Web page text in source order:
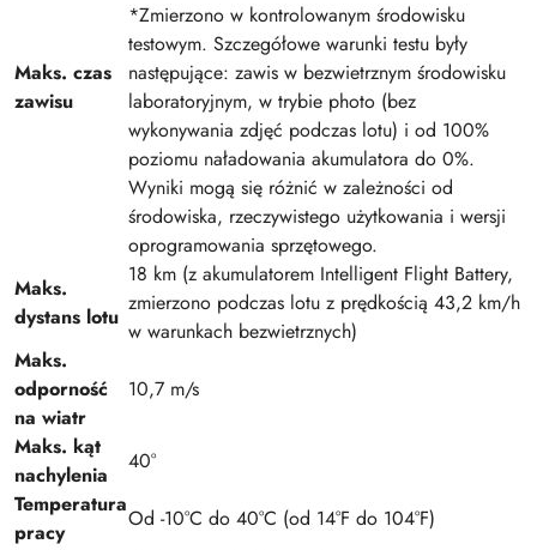
Maks. czas
zawisu
*Zmierzono w kontrolowanym środowisku
testowym. Szczegółowe warunki testu były
następujące: zawis w bezwietrznym środowisku
laboratoryjnym, w trybie photo (bez
wykonywania zdjęć podczas lotu) i od 100%
poziomu naładowania akumulatora do 0%.
Wyniki mogą się różnić w zależności od
środowiska, rzeczywistego użytkowania i wersji
oprogramowania sprzętowego.
Maks.
dystans lotu
18 km (z akumulatorem Intelligent Flight Battery,
zmierzono podczas lotu z prędkością 43,2 km/h
w warunkach bezwietrznych)
Maks.
odporność
na wiatr
10,7 m/s
Maks. kąt
nachylenia
40°
Temperatura
pracy
Od -10°C do 40°C (od 14°F do 104°F)